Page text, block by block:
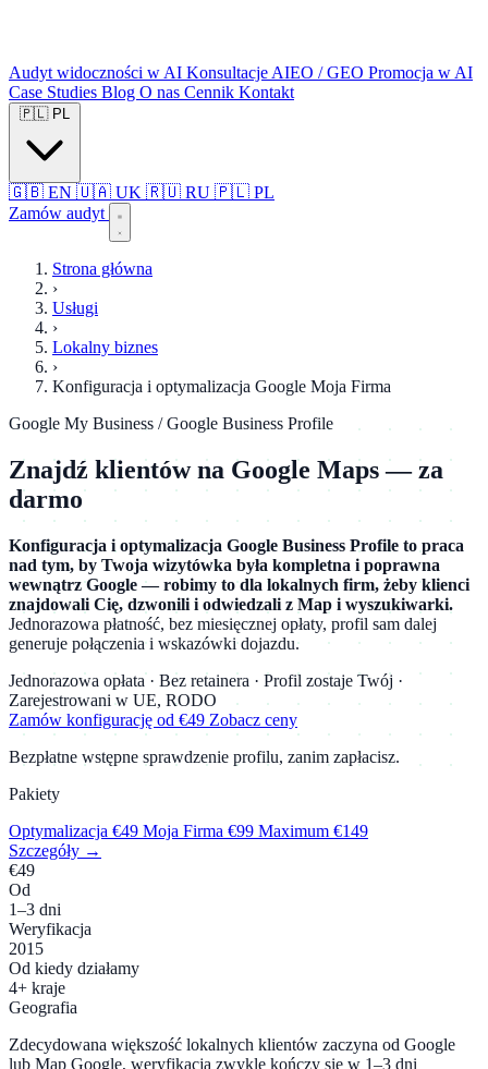
Audyt widoczności w AI Konsultacje AIEO / GEO Promocja w AI
Case Studies Blog O nas Cennik Kontakt
🇵🇱 PL
🇬🇧 EN 🇺🇦 UK 🇷🇺 RU 🇵🇱 PL
Zamów audyt
Strona główna
›
Usługi
›
Lokalny biznes
›
Konfiguracja i optymalizacja Google Moja Firma
Google My Business / Google Business Profile
Znajdź klientów na Google Maps — za
darmo
Konfiguracja i optymalizacja Google Business Profile to praca
nad tym, by Twoja wizytówka była kompletna i poprawna
wewnątrz Google — robimy to dla lokalnych firm, żeby klienci
znajdowali Cię, dzwonili i odwiedzali z Map i wyszukiwarki.
Jednorazowa płatność, bez miesięcznej opłaty, profil sam dalej
generuje połączenia i wskazówki dojazdu.
Jednorazowa opłata · Bez retainera · Profil zostaje Twój ·
Zarejestrowani w UE, RODO
Zamów konfigurację od €49 Zobacz ceny
Bezpłatne wstępne sprawdzenie profilu, zanim zapłacisz.
Pakiety
Optymalizacja €49 Moja Firma €99 Maximum €149
Szczegóły →
€49
Od
1–3 dni
Weryfikacja
2015
Od kiedy działamy
4+ kraje
Geografia
Zdecydowana większość lokalnych klientów zaczyna od Google
lub Map Google, weryfikacja zwykle kończy się w 1–3 dni